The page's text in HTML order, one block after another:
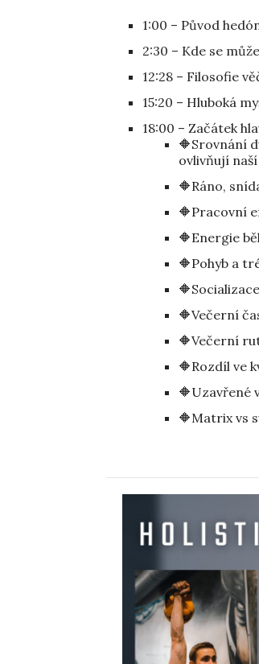
1:00 – Původ
2:30 – Kde se
12:28 – Filosofie
15:20 – Hluboká
18:00 – Začátek
🔶Srovnání
ovlivňují
🔶Ráno,
🔶Pracovní
🔶Energie
🔶Pohyb a
🔶Večerní
🔶Večerní
🔶Rozdíl ve
🔶Uzavřené
🔶Matrix vs